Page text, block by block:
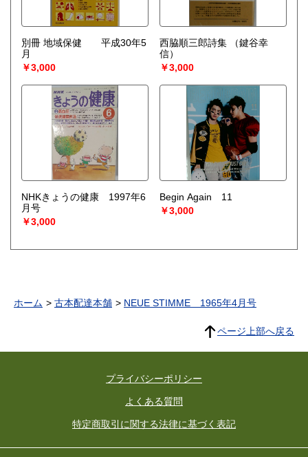
別冊 地域保健 平成30年5
月
￥3,000
西脇順三郎詩集
（鍵谷幸
信）
￥3,000
NHKきょうの健康 1997年6
月号
￥3,000
Begin Again 11
￥3,000
ホーム 古本配達本舗 NEUE STIMME 1965年4月号
ページ上部へ戻る
プライバシーポリシー
よくある質問
特定商取引に関する法律に基づく表記